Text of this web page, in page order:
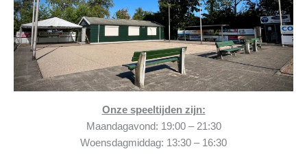
Onze speeltijden zijn:
Maandagavond: 19:00 – 21:30
Woensdagmiddag: 13:30 – 16:30